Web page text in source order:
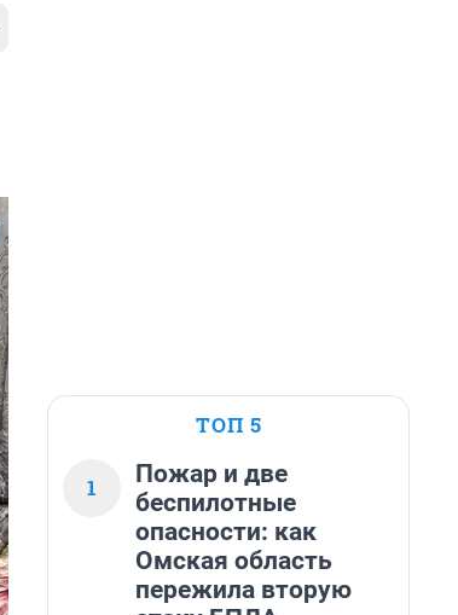
ТОП 5
1
Пожар и две
беспилотные
опасности: как
Омская область
пережила вторую